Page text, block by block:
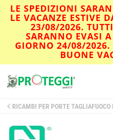
LE SPEDIZIONI
LE VACANZE ESTIVE
23/08/2026.
SARANNO EVASI
GIORNO 24/08/
BUONE
RICAMBI PER PORTE TAGLIAFUOCO